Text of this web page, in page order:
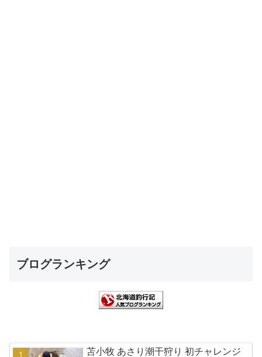
ブログランキング
苫小牧 あさり潮干狩り 初チャレンジ